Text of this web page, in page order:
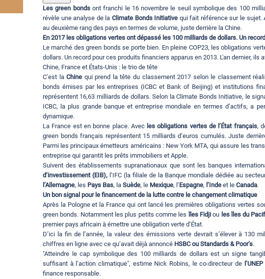
Les green bondsont franchi le 16 novembre le seuil symbolique des 100
révèle une analyse de la Climate Bonds Initiative qui fait référence sur le sujet.
au deuxième rang des pays en termes de volume, juste derrière la Chine.
En 2017 les obligations vertes ont dépassé les 100 milliards de dollars. Un record
Le marché des green bonds se porte bien. En pleine COP23, les obligations
dollars. Un record pour ces produits financiers apparus en 2013. L'an dernier, ils
Chine, France et États-Unis : le trio de tête
C’est laChine qui prend la tête du classement 2017 selon le classement
bonds émises par les entreprises (ICBC et Bank of Beijing) et institutions
représentent 16,63 milliards de dollars. Selon la Climate Bonds Initiative, le
ICBC, la plus grande banque et entreprise mondiale en termes d’actifs, a
dynamique.
La France est en bonne place. Avec les obligations vertes de l’État français,
green bonds français représentent 15 milliards d’euros cumulés. Juste
Parmi les principaux émetteurs américains : New York MTA, qui assure les
entreprise qui garantit les prêts immobiliers et Apple.
Suivent des établissements supranationaux que sont les banques
d’investissement (EIB), l’IFC (la filiale de la Banque mondiale dédiée au
l’Allemagne, les Pays Bas, la Suède, le Mexique, l’Espagne, l’Inde et le Canada.
Un bon signal pour le financement de la lutte contre le changement climatique
Après la Pologne et la France qui ont lancé les premières obligations vertes
green bonds. Notamment les plus petits comme lesîles Fidjiou les îles du
premier pays africain à émettre une obligation verte d’État.
D’ici la fin de l’année, la valeur des émissions verte devrait s’élever à 130
chiffres en ligne avec ce qu’avait déjà annoncé HSBC ou Standards & Poor’s.
"Atteindre le cap symbolique des 100 milliards de dollars est un signe
suffisant à l’action climatique", estime Nick Robins, le co-directeur de
finance responsable.